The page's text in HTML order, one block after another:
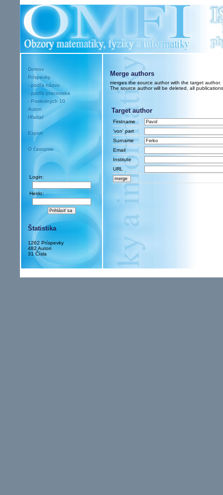
Domov
Príspevky
- podľa názvu
- podľa pracoviska
- Posledných 10
Autori
Hľadať
Export
O časopise
Login:
Heslo:
Štatistika
1262 Príspevky
482 Autori
31 Čísla
Merge authors
merges the source author with the target author.
The source author will be deleted, all
Target author
Firstname
'von' part
Surname
Email
Institute
URL